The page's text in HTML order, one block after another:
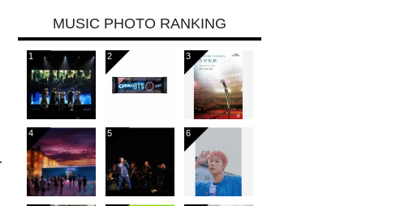
MUSIC PHOTO RANKING